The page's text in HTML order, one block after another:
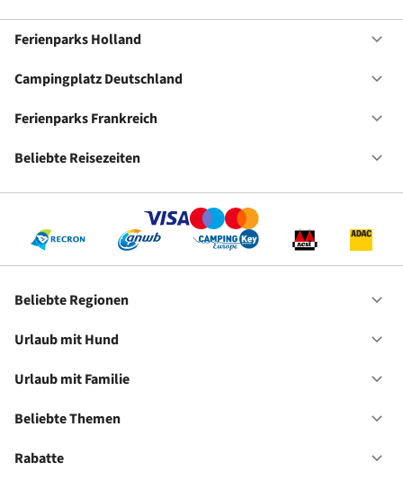
Ferienparks Holland
Campingplatz Deutschland
Ferienparks Frankreich
Beliebte Reisezeiten
Beliebte Regionen
Urlaub mit Hund
Urlaub mit Familie
Beliebte Themen
Rabatte